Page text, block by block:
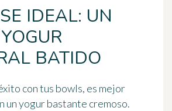
IDEAL: UN
BATIDO
con tus bowls, es mejor
un yogur bastante cremoso.